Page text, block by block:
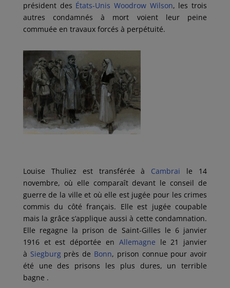
président des États-Unis Woodrow Wilson, les trois
autres condamnés à mort voient leur peine
commuée en travaux forcés à perpétuité.
Louise Thuliez est transférée à Cambrai le 14
novembre, où elle comparaît devant le conseil de
guerre de la ville et où elle est jugée pour les crimes
commis du côté français. Elle est jugée coupable
mais la grâce s’applique aussi à cette condamnation.
Elle regagne la prison de Saint-Gilles le 6 janvier
1916 et est déportée en Allemagne le 21 janvier
à Siegburgprès de Bonn, prison connue pour avoir
été une des prisons les plus dures, un terrible
bagne .